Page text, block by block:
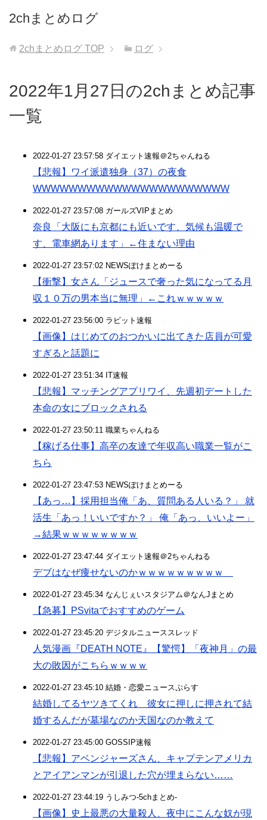
2chまとめログ
2chまとめログ TOP ログ
2022年1月27日の2chまとめ記事
一覧
2022-01-27 23:57:58 ダイエット速報＠2ちゃんねる
【悲報】ワイ派遣独身（37）の夜食
WWWWWWWWWWWWWWWWWWWWWW
2022-01-27 23:57:08 ガールズVIPまとめ
奈良「大阪にも京都にも近いです、気候も温暖で
す、電車網あります」←住まない理由
2022-01-27 23:57:02 NEWSぽけまとめーる
【衝撃】女さん「ジュースで奢った気になってる月
収１０万の男本当に無理」←これｗｗｗｗｗ
2022-01-27 23:56:00 ラビット速報
【画像】はじめてのおつかいに出てきた店員が可愛
すぎると話題に
2022-01-27 23:51:34 IT速報
【悲報】マッチングアプリワイ、先週初デートした
本命の女にブロックされる
2022-01-27 23:50:11 職業ちゃんねる
【稼げる仕事】高卒の友達で年収高い職業一覧がこ
ちら
2022-01-27 23:47:53 NEWSぽけまとめーる
【あっ…】採用担当俺「あ、質問ある人いる？」 就
活生「あっ！いいですか？」 俺「あっ、いいよー」
→結果ｗｗｗｗｗｗｗｗ
2022-01-27 23:47:44 ダイエット速報＠2ちゃんねる
デブはなぜ痩せないのかｗｗｗｗｗｗｗｗｗ
2022-01-27 23:45:34 なんじぇいスタジアム＠なんJまとめ
【急募】PSvitaでおすすめのゲーム
2022-01-27 23:45:20 デジタルニューススレッド
人気漫画『DEATH NOTE』【驚愕】「夜神月」の最
大の敗因がこちらｗｗｗｗ
2022-01-27 23:45:10 結婚・恋愛ニュースぷらす
結婚してるヤツきてくれ 彼女に押しに押されて結
婚するんだが墓場なのか天国なのか教えて
2022-01-27 23:45:00 GOSSIP速報
【悲報】アベンジャーズさん、キャプテンアメリカ
とアイアンマンが引退した穴が埋まらない……
2022-01-27 23:44:19 うしみつ-5chまとめ-
【画像】史上最悪の大量殺人、夜中にこんな奴が現